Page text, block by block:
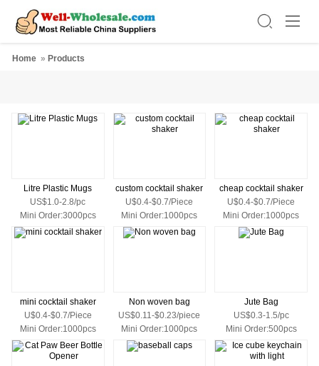
Home » Products
Litre Plastic Mugs
US$1.0-2.8/pc
Mini Order:3000pcs
custom cocktail shaker
U$0.4-$0.7/Piece
Mini Order:1000pcs
cheap cocktail shaker
U$0.4-$0.7/Piece
Mini Order:1000pcs
mini cocktail shaker
U$0.4-$0.7/Piece
Mini Order:1000pcs
Non woven bag
US$0.11-$0.23/piece
Mini Order:1000pcs
Jute Bag
US$0.3-1.5/pc
Mini Order:500pcs